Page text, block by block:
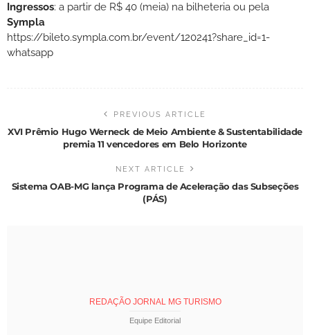
Ingressos: a partir de R$ 40 (meia) na bilheteria ou pela
Sympla
https://bileto.sympla.com.br/event/120241?share_id=1-
whatsapp⁠
PREVIOUS ARTICLE
XVI Prêmio Hugo Werneck de Meio Ambiente & Sustentabilidade
premia 11 vencedores em Belo Horizonte
NEXT ARTICLE
Sistema OAB-MG lança Programa de Aceleração das Subseções
(PÁS)
REDAÇÃO JORNAL MG TURISMO
Equipe Editorial